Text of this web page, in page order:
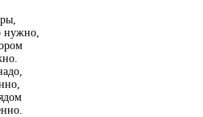
нужно,